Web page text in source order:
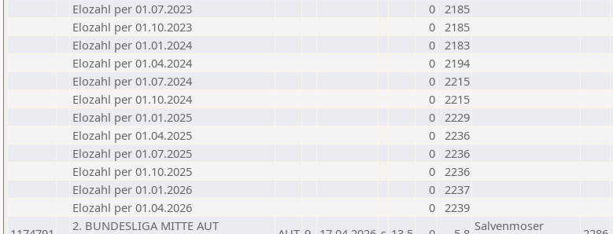
Elozahl per 01.07.2023
0 2185
Elozahl per 01.10.2023
0 2185
Elozahl per 01.01.2024
0 2183
Elozahl per 01.04.2024
0 2194
Elozahl per 01.07.2024
0 2215
Elozahl per 01.10.2024
0 2215
Elozahl per 01.01.2025
0 2229
Elozahl per 01.04.2025
0 2236
Elozahl per 01.07.2025
0 2236
Elozahl per 01.10.2025
0 2236
Elozahl per 01.01.2026
0 2237
Elozahl per 01.04.2026
0 2239
2. BUNDESLIGA MITTE AUT
Salvenmoser